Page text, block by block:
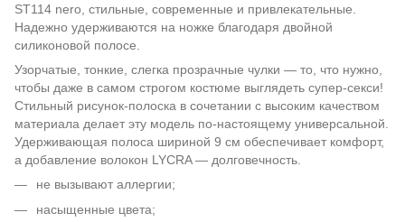
ST114 nero, стильные, современные и привлекательные.
Надежно удерживаются на ножке благодаря двойной
силиконовой полосе.
Узорчатые, тонкие, слегка прозрачные чулки — то, что нужно,
чтобы даже в самом строгом костюме выглядеть супер-секси!
Стильный рисунок-полоска в сочетании с высоким качеством
материала делает эту модель по-настоящему универсальной.
Удерживающая полоса шириной 9 см обеспечивает комфорт,
а добавление волокон LYCRA — долговечность.
не вызывают аллергии;
насыщенные цвета;